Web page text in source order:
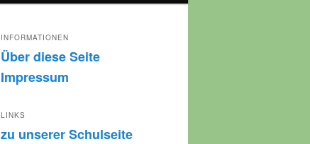
INFORMATIONEN
Über diese Seite
Impressum
LINKS
zu unserer Schulseite